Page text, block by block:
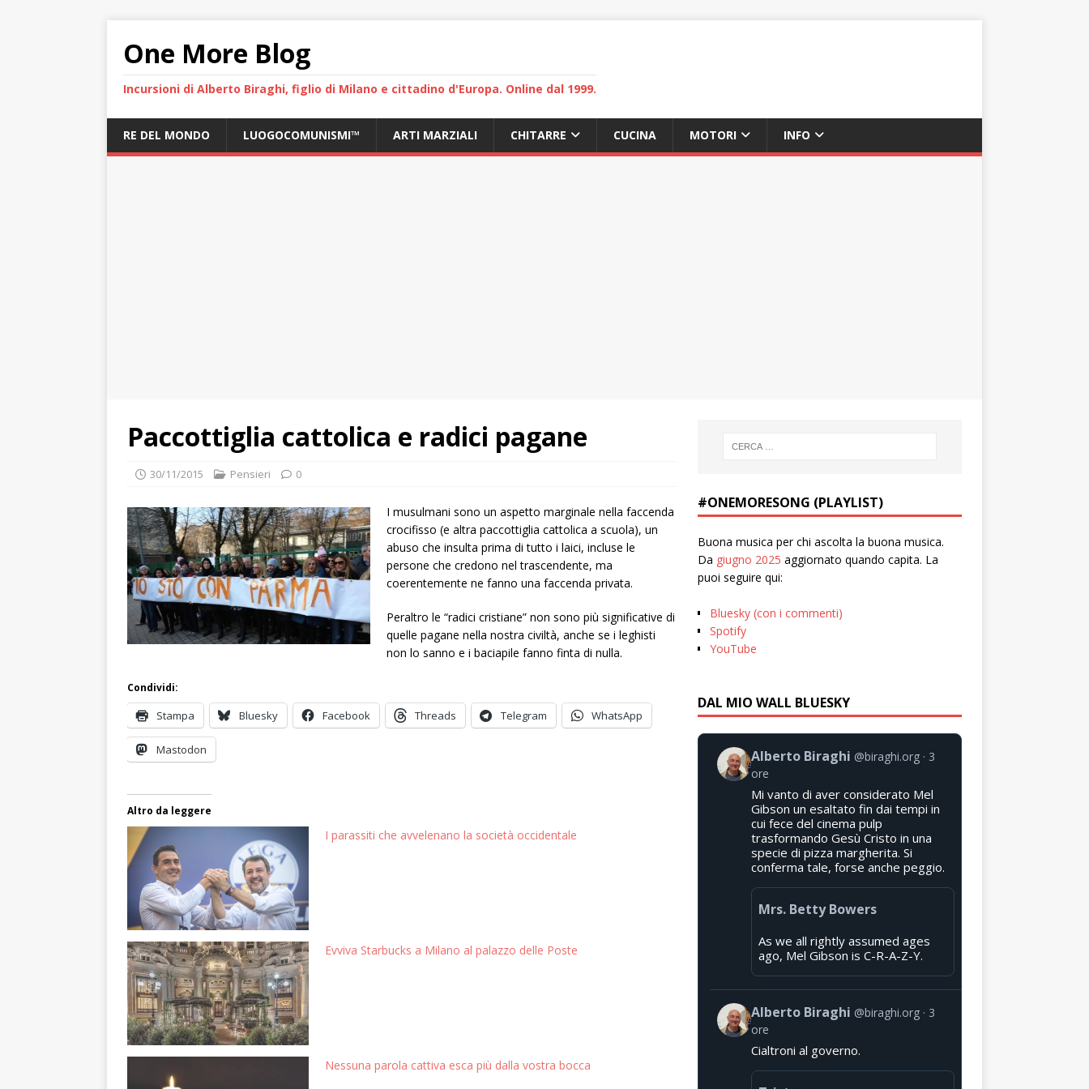
One More Blog
Incursioni di Alberto Biraghi, figlio di Milano e cittadino d'Europa. Online dal 1999.
RE DEL MONDO LUOGOCOMUNISMI™ ARTI MARZIALI CHITARRE CUCINA MOTORI INFO
Paccottiglia cattolica e radici pagane
30/11/2015 Pensieri 0
I musulmani sono un aspetto marginale nella faccenda
crocifisso (e altra paccottiglia cattolica a scuola), un
abuso che insulta prima di tutto i laici, incluse le
persone che credono nel trascendente, ma
coerentemente ne fanno una faccenda privata.
Peraltro le “radici cristiane” non sono più significative di
quelle pagane nella nostra civiltà, anche se i leghisti
non lo sanno e i baciapile fanno finta di nulla.
Condividi:
Stampa Bluesky Facebook Threads Telegram WhatsApp
Mastodon
Altro da leggere
I parassiti che avvelenano la società occidentale
Evviva Starbucks a Milano al palazzo delle Poste
Nessuna parola cattiva esca più dalla vostra bocca
#ONEMORESONG (PLAYLIST)
Buona musica per chi ascolta la buona musica.
Da giugno 2025 aggiornato quando capita. La
puoi seguire qui:
Bluesky (con i commenti)
Spotify
YouTube
DAL MIO WALL BLUESKY
Alberto Biraghi @biraghi.org
3
ore
Mi vanto di aver considerato Mel
Gibson un esaltato fin dai tempi in
cui fece del cinema pulp
trasformando Gesù Cristo in una
specie di pizza margherita. Si
conferma tale, forse anche peggio.
Mrs. Betty Bowers
As we all rightly assumed ages
ago, Mel Gibson is C-R-A-Z-Y.
Alberto Biraghi @biraghi.org
3
ore
Cialtroni al governo.